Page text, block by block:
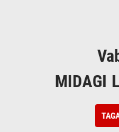
MIDAGI